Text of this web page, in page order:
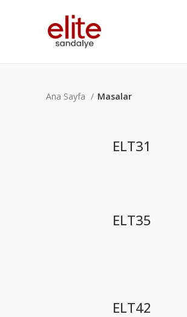
Ana Sayfa Masalar
ELT31
ELT35
ELT42